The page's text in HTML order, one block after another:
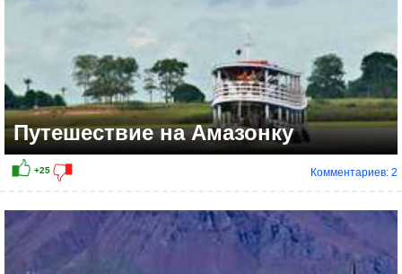
Путешествие на Амазонку
Комментариев: 2